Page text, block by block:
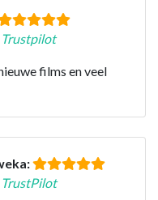
Trustpilot
films en veel
TrustPilot